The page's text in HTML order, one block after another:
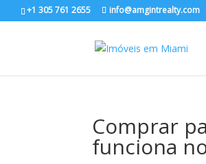
+1 305 761 2655 info@amgintrealty.com
Comprar
funciona